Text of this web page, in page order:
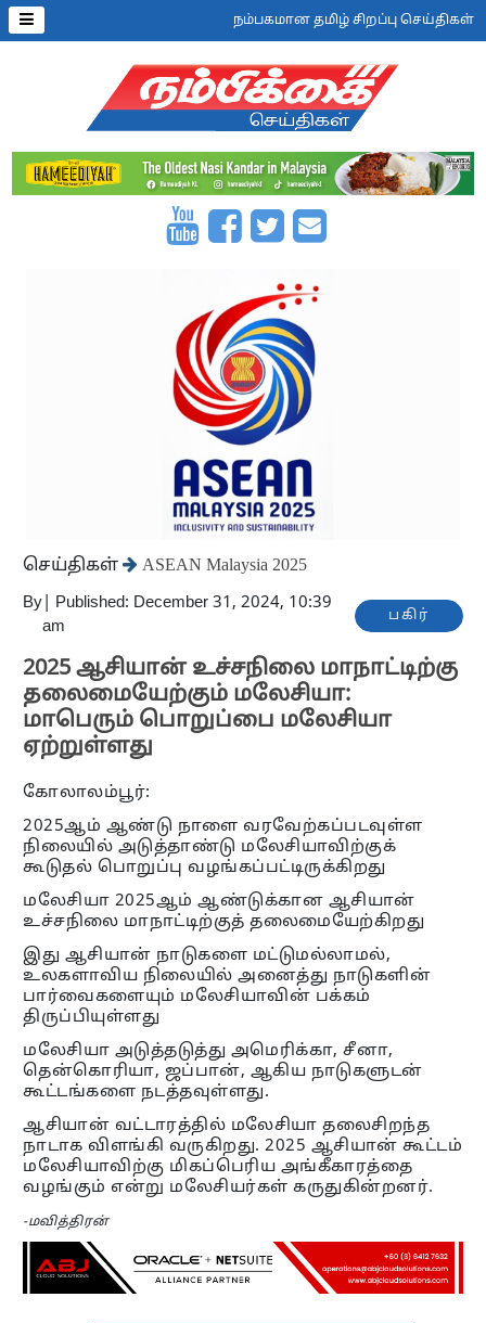
நம்பகமான தமிழ் சிறப்பு செய்திகள்
செய்திகள் ASEAN Malaysia 2025
By
Published: December 31, 2024, 10:39
am
பகிர்
2025 ஆசியான் உச்சநிலை மாநாட்டிற்கு
தலைமையேற்கும் மலேசியா:
மாபெரும் பொறுப்பை மலேசியா
ஏற்றுள்ளது
கோலாலம்பூர்:
2025ஆம் ஆண்டு நாளை வரவேற்கப்படவுள்ள
நிலையில் அடுத்தாண்டு மலேசியாவிற்குக்
கூடுதல் பொறுப்பு வழங்கப்பட்டிருக்கிறது
மலேசியா 2025ஆம் ஆண்டுக்கான ஆசியான்
உச்சநிலை மாநாட்டிற்குத் தலைமையேற்கிறது
இது ஆசியான் நாடுகளை மட்டுமல்லாமல்,
உலகளாவிய நிலையில் அனைத்து நாடுகளின்
பார்வைகளையும் மலேசியாவின் பக்கம்
திருப்பியுள்ளது
மலேசியா அடுத்தடுத்து அமெரிக்கா, சீனா,
தென்கொரியா, ஜப்பான், ஆகிய நாடுகளுடன்
கூட்டங்களை நடத்தவுள்ளது.
ஆசியான் வட்டாரத்தில் மலேசியா தலைசிறந்த
நாடாக விளங்கி வருகிறது. 2025 ஆசியான் கூட்டம்
மலேசியாவிற்கு மிகப்பெரிய அங்கீகாரத்தை
வழங்கும் என்று மலேசியர்கள் கருதுகின்றனர்.
-மவித்திரன்